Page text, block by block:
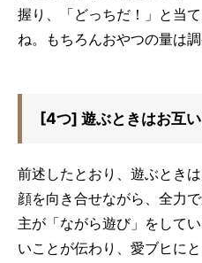
握り、「どっちだ！」と当
ね。もちろんおやつの量は調
[4つ] 遊ぶときはお互
前述したとおり、遊ぶとき
顔を向き合せながら、全力
主が「ながら遊び」をして
いことが伝わり、愛ブヒに